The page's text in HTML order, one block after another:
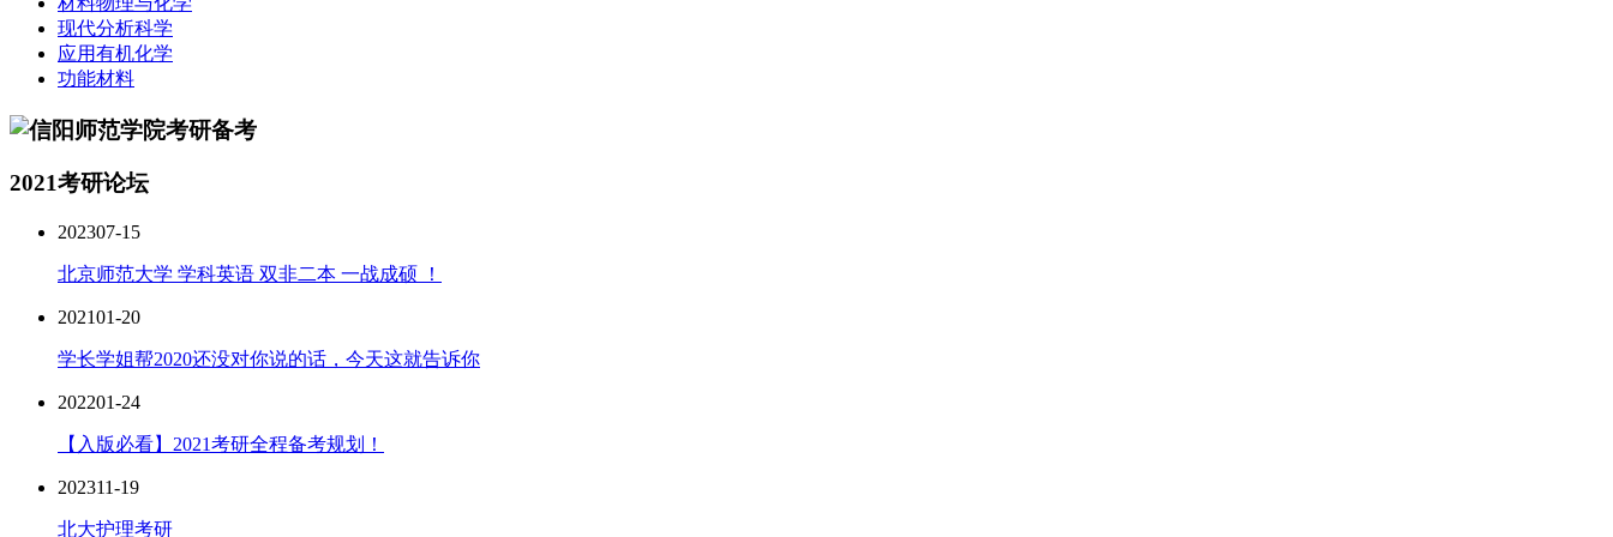
现代分析科学
应用有机化学
功能材料
2021考研论坛
202307-15
北京师范大学 学科英语 双非二本 一战成硕 ！
202101-20
学长学姐帮2020还没对你说的话，今天这就告诉你
202201-24
【入版必看】2021考研全程备考规划！
202311-19
北大护理考研